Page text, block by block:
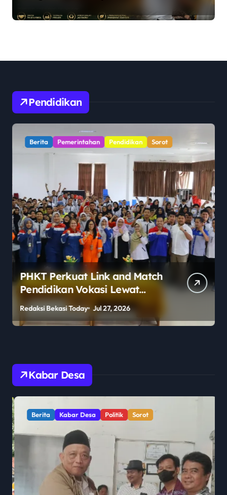
Pendidikan
Berita Pemerintahan Pendidikan Sorot
PHKT Perkuat Link and Match
Pendidikan Vokasi Lewat
Program Guru Tamu di SMKN
2 Penajam Paser Utara
Redaksi Bekasi Today Jul 27, 2026
Kabar Desa
Berita Kabar Desa Politik Sorot